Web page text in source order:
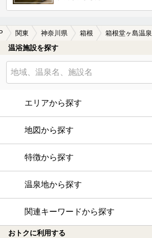
関東 神奈川県 箱根 箱根堂ヶ島温泉
温浴施設を探す
エリアから探す
地図から探す
特徴から探す
温泉地から探す
関連キーワードから探す
おトクに利用する